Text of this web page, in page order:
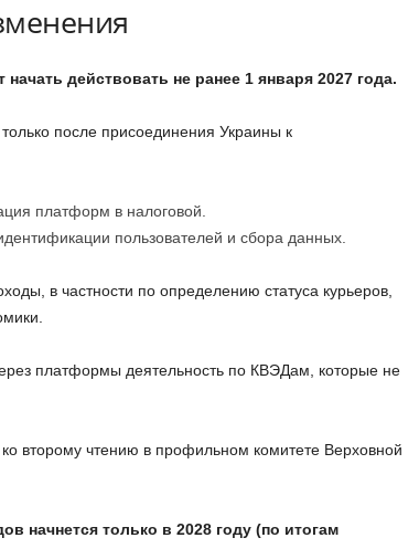
действовать не ранее 1 января 2027 года.
после присоединения Украины к
платформ в налоговой.
пользователей и сбора данных.
в частности по определению статуса курьеров,
платформы деятельность по КВЭДам, которые не
ко второму чтению в профильном комитете Верховной
начнется только в 2028 году (по итогам